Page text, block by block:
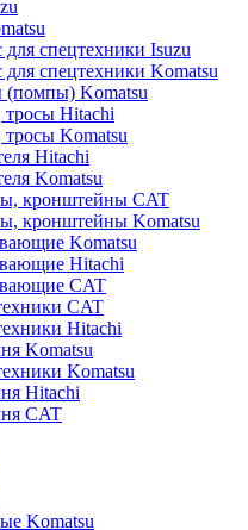
спецтехники Isuzu
спецтехники Komatsu
(помпы) Komatsu
Hitachi
Komatsu
Hitachi
Komatsu
кронштейны CAT
кронштейны Komatsu
Komatsu
Hitachi
CAT
CAT
Hitachi
Komatsu
Komatsu
Hitachi
CAT
Komatsu